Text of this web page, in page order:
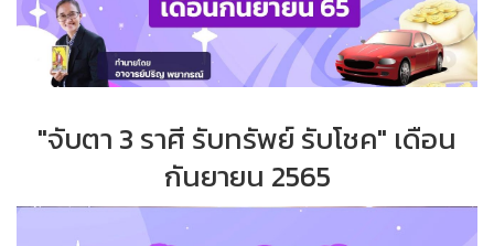
"จับตา 3 ราศี รับทรัพย์ รับโชค" เดือน
กันยายน 2565